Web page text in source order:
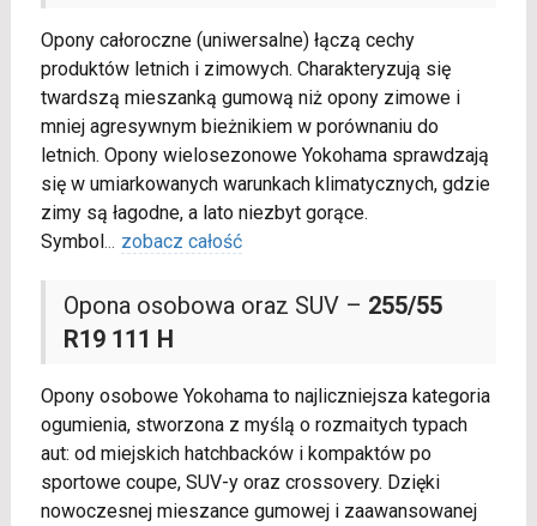
Opony całoroczne (uniwersalne) łączą cechy
produktów letnich i zimowych. Charakteryzują się
twardszą mieszanką gumową niż opony zimowe i
mniej agresywnym bieżnikiem w porównaniu do
letnich. Opony wielosezonowe Yokohama sprawdzają
się w umiarkowanych warunkach klimatycznych, gdzie
zimy są łagodne, a lato niezbyt gorące.
Symbol... zobacz całość
Opona osobowa oraz SUV – 255/55
R19 111 H
Opony osobowe Yokohama to najliczniejsza kategoria
ogumienia, stworzona z myślą o rozmaitych typach
aut: od miejskich hatchbacków i kompaktów po
sportowe coupe, SUV-y oraz crossovery. Dzięki
nowoczesnej mieszance gumowej i zaawansowanej